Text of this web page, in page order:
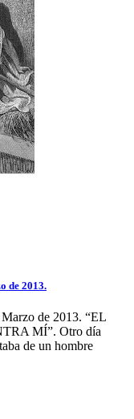
de 2013.
de 2013. “EL
MÍ”. Otro día
de un hombre